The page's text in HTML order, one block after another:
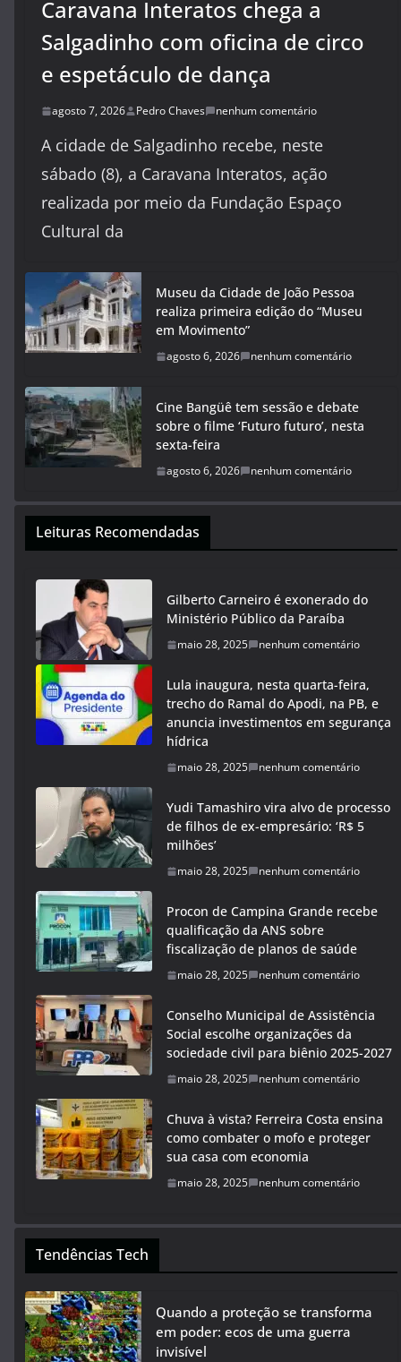
Caravana Interatos chega a
Salgadinho com oficina de circo
e espetáculo de dança
agosto 7, 2026 Pedro Chaves nenhum comentário
A cidade de Salgadinho recebe, neste
sábado (8), a Caravana Interatos, ação
realizada por meio da Fundação Espaço
Cultural da
Museu da Cidade de João Pessoa
realiza primeira edição do “Museu
em Movimento”
agosto 6, 2026 nenhum comentário
Cine Bangüê tem sessão e debate
sobre o filme ‘Futuro futuro’, nesta
sexta-feira
agosto 6, 2026 nenhum comentário
Leituras Recomendadas
Gilberto Carneiro é exonerado do
Ministério Público da Paraíba
maio 28, 2025 nenhum comentário
Lula inaugura, nesta quarta-feira,
trecho do Ramal do Apodi, na PB, e
anuncia investimentos em segurança
hídrica
maio 28, 2025 nenhum comentário
Yudi Tamashiro vira alvo de processo
de filhos de ex-empresário: ‘R$ 5
milhões’
maio 28, 2025 nenhum comentário
Procon de Campina Grande recebe
qualificação da ANS sobre
fiscalização de planos de saúde
maio 28, 2025 nenhum comentário
Conselho Municipal de Assistência
Social escolhe organizações da
sociedade civil para biênio 2025-2027
maio 28, 2025 nenhum comentário
Chuva à vista? Ferreira Costa ensina
como combater o mofo e proteger
sua casa com economia
maio 28, 2025 nenhum comentário
Tendências Tech
Quando a proteção se transforma
em poder: ecos de uma guerra
invisível